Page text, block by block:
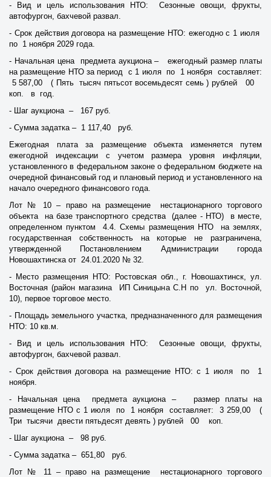
- Вид и цель использования НТО: Сезонные овощи, фрукты,
автофургон, бахчевой развал.
- Срок действия договора на размещение НТО: ежегодно с 1 июля
по 1 ноября 2029 года.
- Начальная цена предмета аукциона – ежегодный размер платы
на размещение НТО за период с 1 июля по 1 ноября составляет:
5 587,00 ( Пять тысяч пятьсот восемьдесят семь ) рублей 00
коп. в год.
- Шаг аукциона – 167 руб.
- Сумма задатка – 1 117,40 руб.
Ежегодная плата за размещение объекта изменяется путем
ежегодной индексации с учетом размера уровня инфляции,
установленного в федеральном законе о федеральном бюджете на
очередной финансовый год и плановый период и установленного на
начало очередного финансового года.
Лот № 10 – право на размещение нестационарного торгового
объекта на базе транспортного средства (далее - НТО) в месте,
определенном пунктом 4.4. Схемы размещения НТО на землях,
государственная собственность на которые не разграничена,
утвержденной Постановлением Администрации города
Новошахтинска от 24.01.2020 № 32.
- Место размещения НТО: Ростовская обл., г. Новошахтинск, ул.
Восточная (район магазина ИП Синицына С.Н по ул. Восточной,
10), первое торговое место.
- Площадь земельного участка, предназначенного для размещения
НТО: 10 кв.м.
- Вид и цель использования НТО: Сезонные овощи, фрукты,
автофургон, бахчевой развал.
- Срок действия договора на размещение НТО: с 1 июля по 1
ноября.
- Начальная цена предмета аукциона – размер платы на
размещение НТО с 1 июля по 1 ноября составляет: 3 259,00 (
Три тысячи двести пятьдесят девять ) рублей 00 коп.
- Шаг аукциона – 98 руб.
- Сумма задатка – 651,80 руб.
Лот № 11 – право на размещение нестационарного торгового